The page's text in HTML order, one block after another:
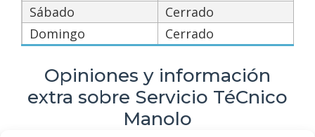
Sábado
Cerrado
Domingo
Cerrado
Opiniones y información
extra sobre Servicio TéCnico
Manolo